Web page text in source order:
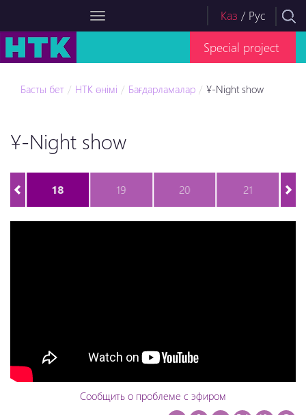
Каз / Рус
Special project
Басты бет НТК өнімі Бағдарламалар Ұ-Night show
Ұ-Night show
18 19 20 21
Сообщить о проблеме с эфиром